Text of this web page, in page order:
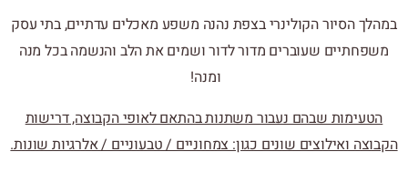
במהלך הסיור הקולינרי בצפת נהנה משפע מאכלים עדתיים, בתי עסק
משפחתיים שעוברים מדור לדור ושמים את הלב והנשמה בכל מנה
ומנה!
הטעימות שבהם נעבור משתנות בהתאם לאופי הקבוצה, דרישות
הקבוצה ואילוצים שונים כגון: צמחוניים / טבעוניים / אלרגיות שונות.